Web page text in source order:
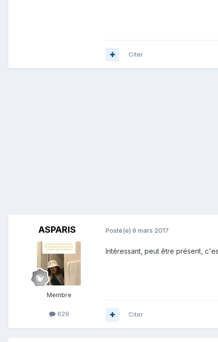
Citer
ASPARIS
Membre
629
Posté(e) 9 mars 2017
Intéressant, peut être présent,
Citer